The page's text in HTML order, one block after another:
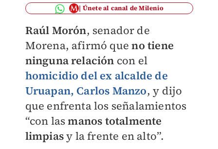
Únete al canal de Milenio
Raúl Morón, senador de
Morena, afirmó queno tiene
ninguna relación con el
homicidio del ex alcalde de
Uruapan, Carlos Manzo, y dijo
que enfrenta los señalamientos
“con lasmanos totalmente
limpiasy la frente en alto”.